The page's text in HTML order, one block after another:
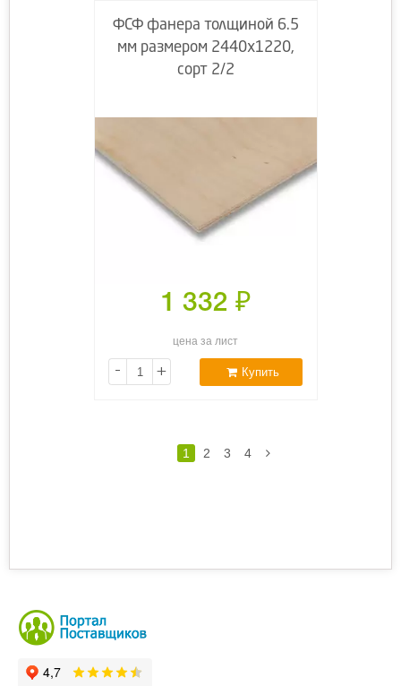
ФСФ фанера толщиной 6.5
мм размером 2440х1220,
сорт 2/2
1 332 ₽
цена за лист
- + Купить
1 2 3 4